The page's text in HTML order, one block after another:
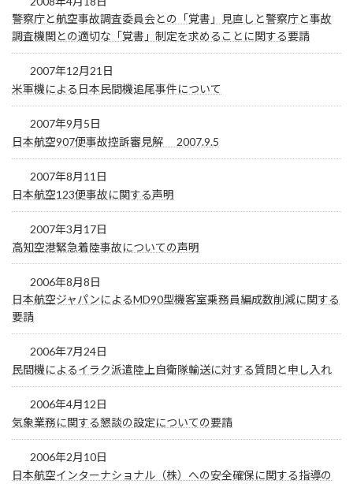
警察庁と航空事故調査委員会との「覚書」見直しと警察庁と事故
調査機関との適切な「覚書」制定を求めることに関する要請
2007年12月21日
米軍機による日本民間機追尾事件について
2007年9月5日
日本航空907便事故控訴審見解 2007.9.5
2007年8月11日
日本航空123便事故に関する声明
2007年3月17日
高知空港緊急着陸事故についての声明
2006年8月8日
日本航空ジャパンによるMD90型機客室乗務員編成数削減に関する
要請
2006年7月24日
民間機によるイラク派遣陸上自衛隊輸送に対する質問と申し入れ
2006年4月12日
気象業務に関する懇談の設定についての要請
2006年2月10日
日本航空インターナショナル（株）への安全確保に関する指導の